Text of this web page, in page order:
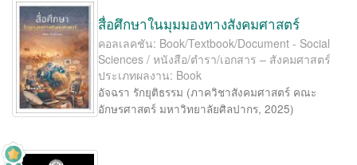
สื่อศึกษาในมุมมองทางสังคมศาสตร์
คอลเลคชัน: Book/Textbook/Document - Social
Sciences / หนังสือ/ตำรา/เอกสาร – สังคมศาสตร์
ประเภทผลงาน: Book
อัจฉรา รักยุติธรรม (ภาควิชาสังคมศาสตร์ คณะ
อักษรศาสตร์ มหาวิทยาลัยศิลปากร, 2025)